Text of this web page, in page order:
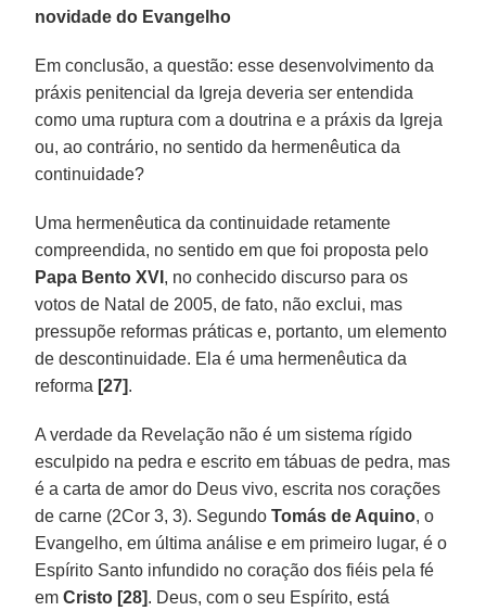
novidade do Evangelho
Em conclusão, a questão: esse desenvolvimento da
práxis penitencial da Igreja deveria ser entendida
como uma ruptura com a doutrina e a práxis da Igreja
ou, ao contrário, no sentido da hermenêutica da
continuidade?
Uma hermenêutica da continuidade retamente
compreendida, no sentido em que foi proposta pelo
Papa Bento XVI , no conhecido discurso para os
votos de Natal de 2005, de fato, não exclui, mas
pressupõe reformas práticas e, portanto, um elemento
de descontinuidade. Ela é uma hermenêutica da
reforma [27].
A verdade da Revelação não é um sistema rígido
esculpido na pedra e escrito em tábuas de pedra, mas
é a carta de amor do Deus vivo, escrita nos corações
de carne (2Cor 3, 3). SegundoTomás de Aquino, o
Evangelho, em última análise e em primeiro lugar, é o
Espírito Santo infundido no coração dos fiéis pela fé
emCristo [28]. Deus, com o seu Espírito, está